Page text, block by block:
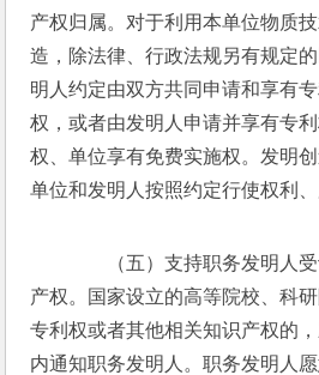
产权归属。对于利用本单位物质
造，除法律、行政法规另有规定
明人约定由双方共同申请和享有
权，或者由发明人申请并享有专
权、单位享有免费实施权。发明
单位和发明人按照约定行使权利、
（五）支持职务发明人受
产权。国家设立的高等院校、科
专利权或者其他相关知识产权的
内通知职务发明人。职务发明人